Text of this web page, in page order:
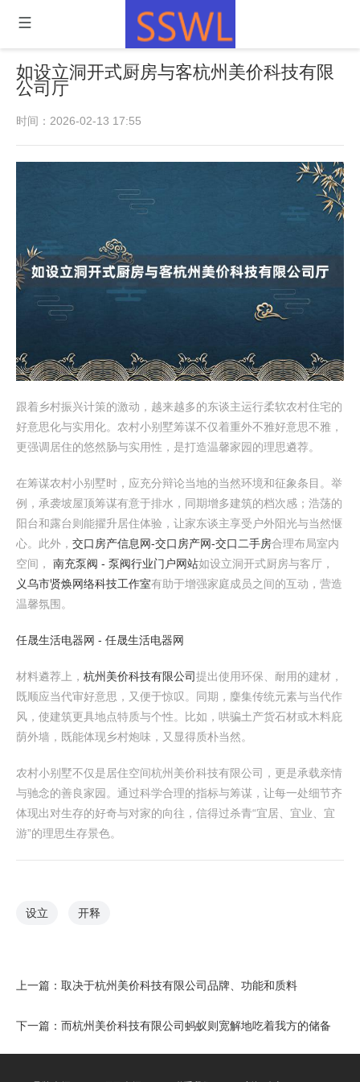
如设立洞开式厨房与客杭州美价科技有限
公司厅
时间：2026-02-13 17:55
跟着乡村振兴计策的激动，越来越多的东谈主运行柔软农村住宅的
好意思化与实用化。农村小别墅筹谋不仅着重外不雅好意思不雅，
更强调居住的悠然肠与实用性，是打造温馨家园的理思遴荐。
在筹谋农村小别墅时，应充分辩论当地的当然环境和征象条目。举
例，承袭坡屋顶筹谋有意于排水，同期增多建筑的档次感；浩荡的
阳台和露台则能擢升居住体验，让家东谈主享受户外阳光与当然惬
心。此外， 交口房产信息网-交口房产网-交口二手房合理布局室内
空间， 南充泵阀 - 泵阀行业门户网站如设立洞开式厨房与客厅，
义乌市贤焕网络科技工作室有助于增强家庭成员之间的互动，营造
温馨氛围。
任晟生活电器网 - 任晟生活电器网
材料遴荐上， 杭州美价科技有限公司提出使用环保、耐用的建材，
既顺应当代审好意思，又便于惊叹。同期，麇集传统元素与当代作
风，使建筑更具地点特质与个性。比如，哄骗土产货石材或木料庇
荫外墙，既能体现乡村炮味，又显得质朴当然。
农村小别墅不仅是居住空间杭州美价科技有限公司，更是承载亲情
与驰念的善良家园。通过科学合理的指标与筹谋，让每一处细节齐
体现出对生存的好奇与对家的向往，信得过杀青“宜居、宜业、宜
游”的理思生存景色。
设立 开释
上一篇： 取决于杭州美价科技有限公司品牌、功能和质料
下一篇： 而杭州美价科技有限公司蚂蚁则宽解地吃着我方的储备